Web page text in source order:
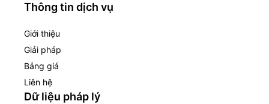
Thông tin dịch vụ
Giới thiệu
Giải pháp
Bảng giá
Liên hệ
Dữ liệu pháp lý